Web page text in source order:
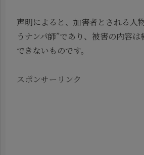
声明によると、加害者とされる人
うナンパ師”であり、被害の内容
できないものです。
スポンサーリンク